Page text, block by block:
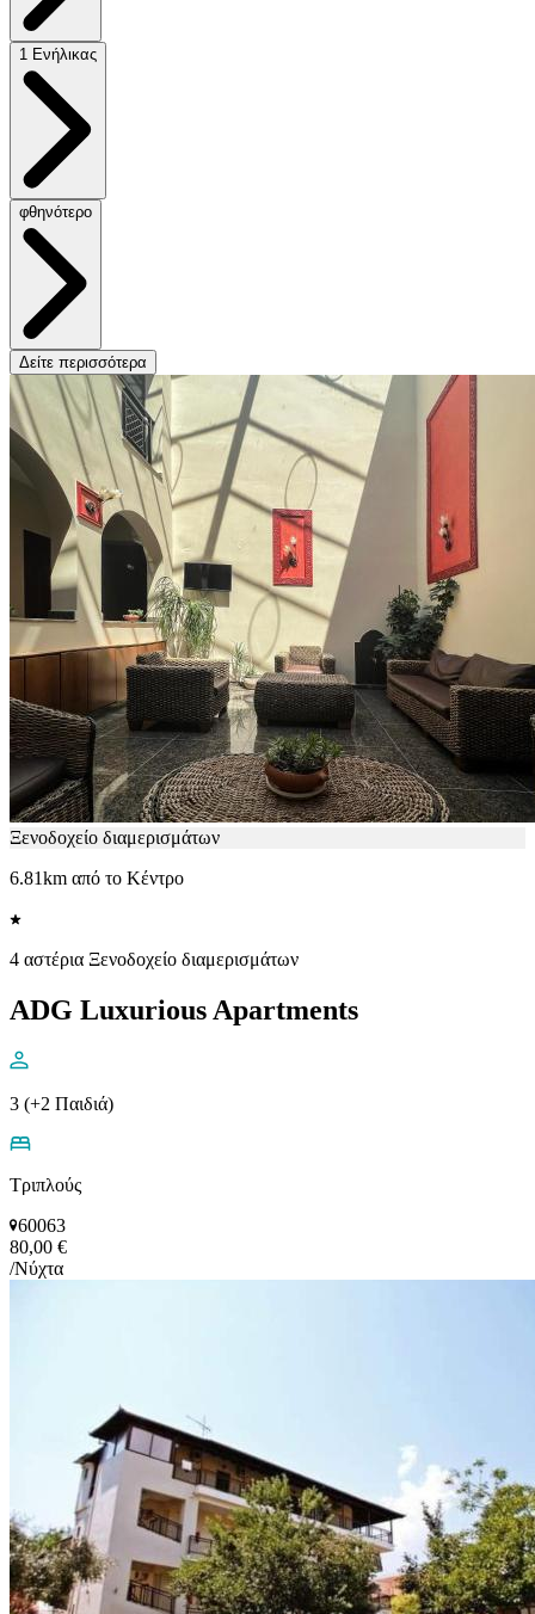
1 Ενήλικας
φθηνότερο
Δείτε περισσότερα
Ξενοδοχείο διαμερισμάτων
6.81km από το Κέντρο
4 αστέρια Ξενοδοχείο διαμερισμάτων
ADG Luxurious Apartments
3 (+2 Παιδιά)
Τριπλούς
60063
80,00 €
/Νύχτα